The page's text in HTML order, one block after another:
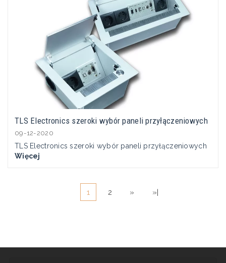
TLS Electronics szeroki wybór paneli przyłączeniowych
09-12-2020
TLS Electronics szeroki wybór paneli przyłączeniowych
Więcej
1 2 » »|